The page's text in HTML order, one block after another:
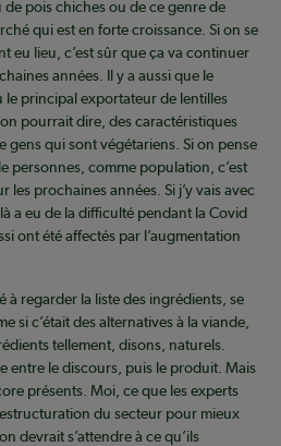
pois chiches ou de ce genre de
qui est en forte croissance. Si on se
eu lieu, c’est sûr que ça va continuer
années. Il y a aussi que le
le principal exportateur de lentilles
on pourrait dire, des caractéristiques
gens qui sont végétariens. Si on pense
personnes, comme population, c’est
les prochaines années. Si j’y vais avec
a eu de la difficulté pendant la Covid
ont été affectés par l’augmentation
à regarder la liste des ingrédients, se
si c’était des alternatives à la viande,
tellement, disons, naturels.
entre le discours, puis le produit. Mais
présents. Moi, ce que les experts
du secteur pour mieux
devrait s’attendre à ce qu’ils